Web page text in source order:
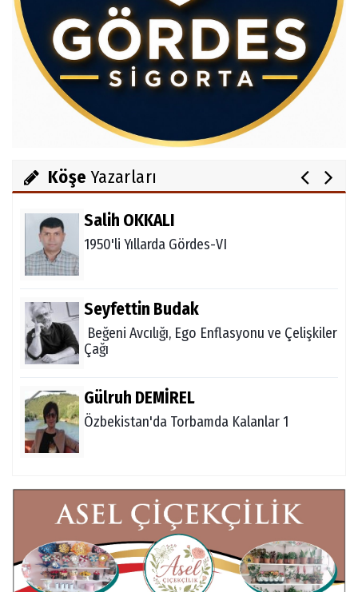
Köşe Yazarları
Av.Cenap GÜVEN
Gördesli Şair Alim Atay
Ahmet İNCE
Salih OKKALI
1950'li Yıllarda Gördes-VI
Seyfettin Budak
Beğeni Avcılığı, Ego Enflasyonu ve Çelişkiler
Çağı
Gülruh DEMİREL
Özbekistan'da Torbamda Kalanlar 1
Fatma VURAL
Kanada Gezi Günlüğü
Mert AKAR